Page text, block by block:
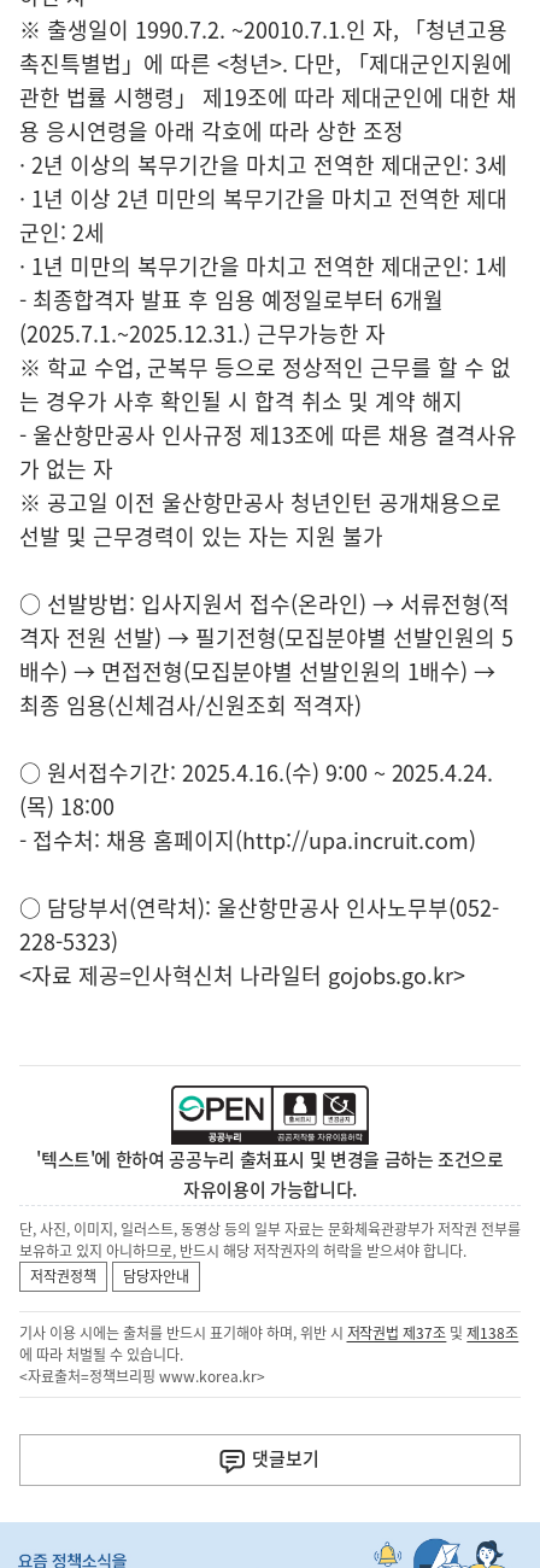
※ 출생일이 1990.7.2. ~20010.7.1.인 자, 「청년고용
촉진특별법」에 따른 <청년>. 다만, 「제대군인지원에
관한 법률 시행령」 제19조에 따라 제대군인에 대한 채
용 응시연령을 아래 각호에 따라 상한 조정
· 2년 이상의 복무기간을 마치고 전역한 제대군인: 3세
· 1년 이상 2년 미만의 복무기간을 마치고 전역한 제대
군인: 2세
· 1년 미만의 복무기간을 마치고 전역한 제대군인: 1세
- 최종합격자 발표 후 임용 예정일로부터 6개월
(2025.7.1.~2025.12.31.) 근무가능한 자
※ 학교 수업, 군복무 등으로 정상적인 근무를 할 수 없
는 경우가 사후 확인될 시 합격 취소 및 계약 해지
- 울산항만공사 인사규정 제13조에 따른 채용 결격사유
가 없는 자
※ 공고일 이전 울산항만공사 청년인턴 공개채용으로
선발 및 근무경력이 있는 자는 지원 불가
○ 선발방법: 입사지원서 접수(온라인) → 서류전형(적
격자 전원 선발) → 필기전형(모집분야별 선발인원의 5
배수) → 면접전형(모집분야별 선발인원의 1배수) →
최종 임용(신체검사/신원조회 적격자)
○ 원서접수기간: 2025.4.16.(수) 9:00 ~ 2025.4.24.
(목) 18:00
- 접수처: 채용 홈페이지(http://upa.incruit.com)
○ 담당부서(연락처): 울산항만공사 인사노무부(052-
228-5323)
<자료 제공=인사혁신처 나라일터 gojobs.go.kr>
'텍스트'에 한하여 공공누리 출처표시 및 변경을 금하는 조건으로
자유이용이 가능합니다.
단, 사진, 이미지, 일러스트, 동영상 등의 일부 자료는 문화체육관광부가 저작권 전부를
보유하고 있지 아니하므로, 반드시 해당 저작권자의 허락을 받으셔야 합니다.
저작권정책
담당자안내
기사 이용 시에는 출처를 반드시 표기해야 하며, 위반 시 저작권법 제37조 및제138조
에 따라 처벌될 수 있습니다.
<자료출처=정책브리핑 www.korea.kr>
다
음
댓글보기